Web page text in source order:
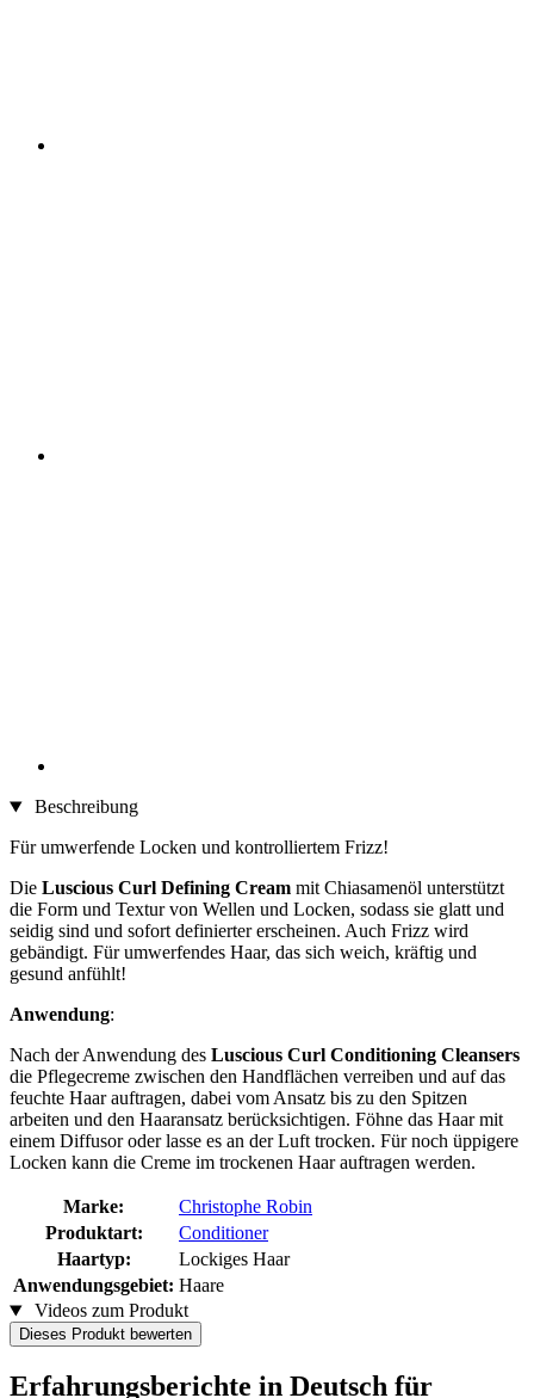
Beschreibung
Für umwerfende Locken und kontrolliertem Frizz!
Die Luscious Curl Defining Cream mit Chiasamenöl unterstützt
die Form und Textur von Wellen und Locken, sodass sie glatt und
seidig sind und sofort definierter erscheinen. Auch Frizz wird
gebändigt. Für umwerfendes Haar, das sich weich, kräftig und
gesund anfühlt!
Anwendung:
Nach der Anwendung des Luscious Curl Conditioning Cleansers
die Pflegecreme zwischen den Handflächen verreiben und auf das
feuchte Haar auftragen, dabei vom Ansatz bis zu den Spitzen
arbeiten und den Haaransatz berücksichtigen. Föhne das Haar mit
einem Diffusor oder lasse es an der Luft trocken. Für noch üppigere
Locken kann die Creme im trockenen Haar auftragen werden.
Marke:
Christophe Robin
Produktart:
Conditioner
Haartyp:
Lockiges Haar
Anwendungsgebiet: Haare
Videos zum Produkt
Dieses Produkt bewerten
Erfahrungsberichte in Deutsch für